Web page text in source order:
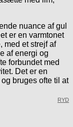
nuance af gul
er en varmtonet
med et strejf af
af energi og
forbundet med
Det er en
bruges ofte til at
RYD
antal